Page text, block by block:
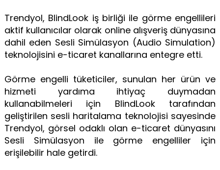
Trendyol, BlindLook iş birliği ile görme engellileri
aktif kullanıcılar olarak online alışveriş dünyasına
dahil eden Sesli Simülasyon (Audio Simulation)
teknolojisini e-ticaret kanallarına entegre etti.
Görme engelli tüketiciler, sunulan her ürün ve
hizmeti yardıma ihtiyaç duymadan
kullanabilmeleri için BlindLook tarafından
geliştirilen sesli haritalama teknolojisi sayesinde
Trendyol, görsel odaklı olan e-ticaret dünyasını
Sesli Simülasyon ile görme engelliler için
erişilebilir hale getirdi.